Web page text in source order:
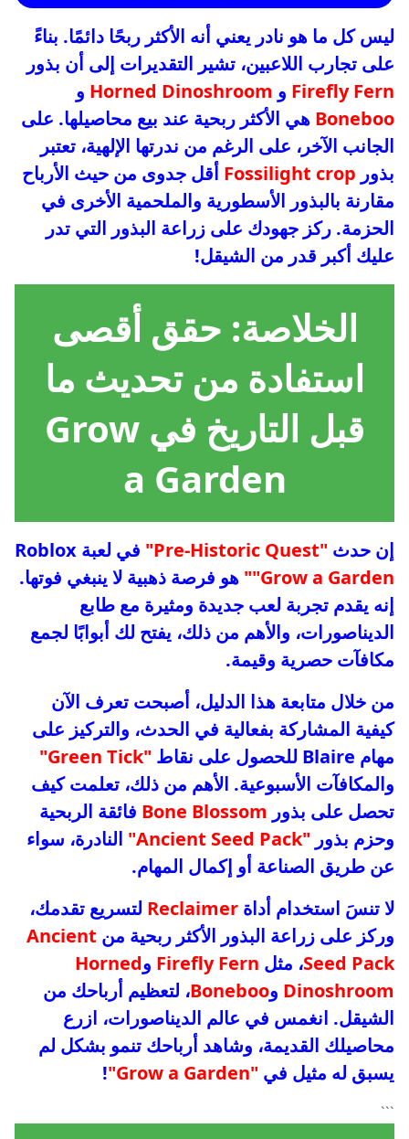
ليس كل ما هو نادر يعني أنه الأكثر ربحًا دائمًا. بناءً
على تجارب اللاعبين، تشير التقديرات إلى أن بذور
Firefly Fern و Horned Dinoshroom و
Boneboo هي الأكثر ربحية عند بيع محاصيلها. على
الجانب الآخر، على الرغم من ندرتها الإلهية، تعتبر
بذور Fossilight crop أقل جدوى من حيث الأرباح
مقارنة بالبذور الأسطورية والملحمية الأخرى في
الحزمة. ركز جهودك على زراعة البذور التي تدر
عليك أكبر قدر من الشيقل!
الخلاصة: حقق أقصى
استفادة من تحديث ما
قبل التاريخ في Grow
a Garden
إن حدث "Pre-Historic Quest"
في لعبة Roblox
"Grow a Garden" هو فرصة ذهبية لا ينبغي فوتها.
إنه يقدم تجربة لعب جديدة ومثيرة مع طابع
الديناصورات، والأهم من ذلك، يفتح لك أبوابًا لجمع
مكافآت حصرية وقيمة.
من خلال متابعة هذا الدليل، أصبحت تعرف الآن
كيفية المشاركة بفعالية في الحدث، والتركيز على
مهام Blaire للحصول على نقاط
"Green Tick"
والمكافآت الأسبوعية. الأهم من ذلك، تعلمت كيف
تحصل على بذور Bone Blossom فائقة الربحية
وحزم بذور "Ancient Seed Pack"
النادرة، سواء
عن طريق الصناعة أو إكمال المهام.
لا تنسَ استخدام أداة Reclaimer لتسريع تقدمك،
وركز على زراعة البذور الأكثر ربحية من Ancient
Seed Pack، مثل Firefly Fern وHorned
Dinoshroom وBoneboo، لتعظيم أرباحك من
الشيقل. انغمس في عالم الديناصورات، ازرع
محاصيلك القديمة، وشاهد أرباحك تنمو بشكل لم
يسبق له مثيل في "Grow a Garden"
!
```